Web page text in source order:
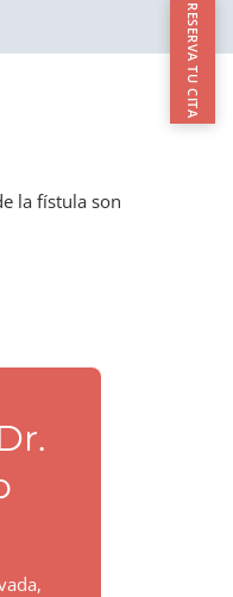
la fístula son
RESERVA TU CITA